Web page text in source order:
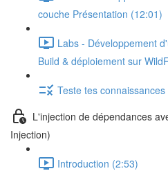
couche Présentation (12:01)
Labs - Développement
Build & déploiement sur
Teste tes connaissances
L'injection de dépendances
Injection)
Introduction (2:53)